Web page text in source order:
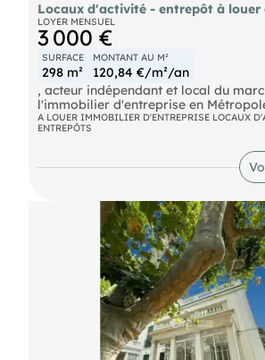
Locaux d'activité - entrepôt à louer
LOYER MENSUEL
3 000 €
SURFACE
298 m²
MONTANT AU M²
120,84 €/m²/an
, acteur indépendant et local du
l'immobilier d'entreprise en
Marseille Provence vous propose à la
surface mixte d'environ 298 m² en
d'une partie stockage et d'une partie
Ce site en très bon état, bénéficie
A LOUER IMMOBILIER D'ENTREPRISE LOCAUX
ENTREPÔTS